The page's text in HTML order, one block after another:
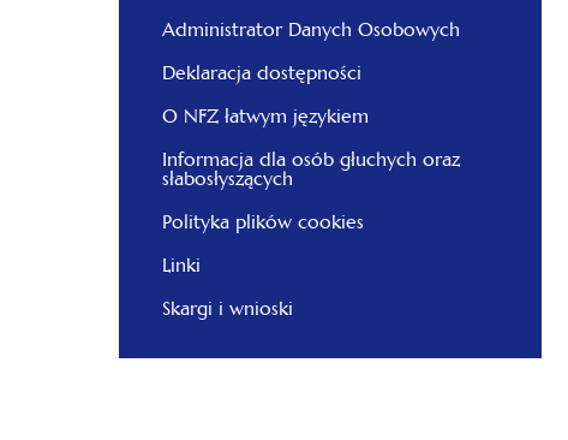
Administrator Danych Osobowych
Deklaracja dostępności
O NFZ łatwym językiem
Informacja dla osób głuchych oraz
słabosłyszących
Polityka plików cookies
Linki
Skargi i wnioski